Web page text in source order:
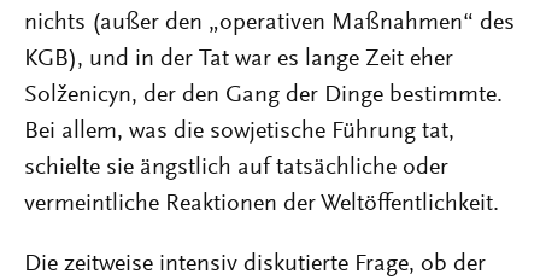
nichts (außer den „operativen Maßnahmen“ des
KGB), und in der Tat war es lange Zeit eher
Solženicyn, der den Gang der Dinge bestimmte.
Bei allem, was die sowjetische Führung tat,
schielte sie ängstlich auf tatsächliche oder
vermeintliche Reaktionen der Weltöffentlichkeit.
Die zeitweise intensiv diskutierte Frage, ob der